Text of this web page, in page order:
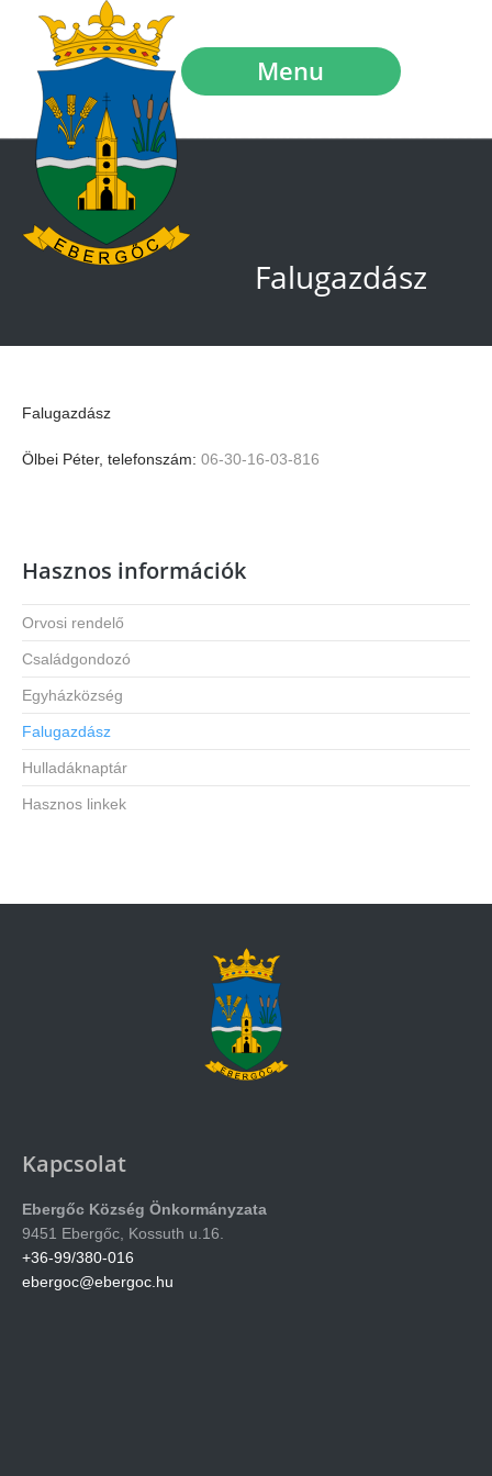
Menu
Falugazdász
Falugazdász
Ölbei Péter, telefonszám: 06-30-16-03-816
Hasznos információk
Orvosi rendelő
Családgondozó
Egyházközség
Falugazdász
Hulladáknaptár
Hasznos linkek
Kapcsolat
Ebergőc Község Önkormányzata
9451 Ebergőc, Kossuth u.16.
+36-99/380-016
ebergoc@ebergoc.hu